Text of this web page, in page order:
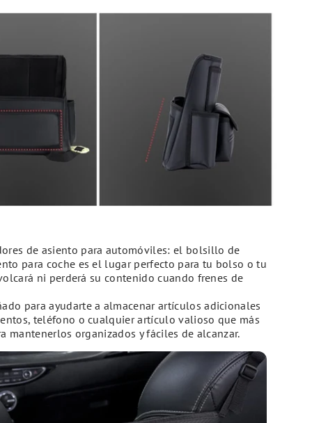
de asiento para automóviles: el bolsillo de
para coche es el lugar perfecto para tu bolso o tu
ni perderá su contenido cuando frenes de
para ayudarte a almacenar artículos adicionales
teléfono o cualquier artículo valioso que más
mantenerlos organizados y fáciles de alcanzar.